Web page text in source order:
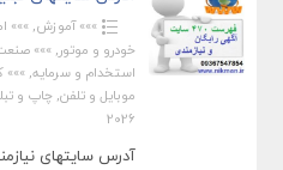
»»» آموزش,
»»»
خودرو و موتور,
»»»
استخدام و سرمایه,
»»»
موبایل و تلفن, چاپ و
2026
آدرس سایتهای